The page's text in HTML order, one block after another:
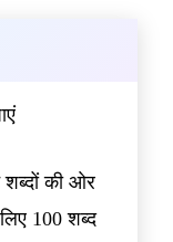
शब्दों की ओर
100 शब्द